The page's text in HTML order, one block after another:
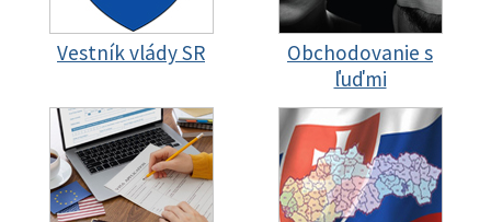
Vestník vlády SR
Obchodovanie s
ľuďmi